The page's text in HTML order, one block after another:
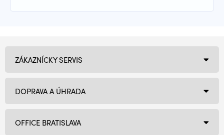
OFFICE BRATISLAVA
ZÁKAZNÍCKY SERVIS
DOPRAVA A ÚHRADA